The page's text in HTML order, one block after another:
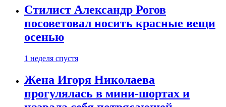
Стилист Александр Рогов
посоветовал носить красные вещи
осенью
1 неделя спустя
Жена Игоря Николаева
прогулялась в мини-шортах и